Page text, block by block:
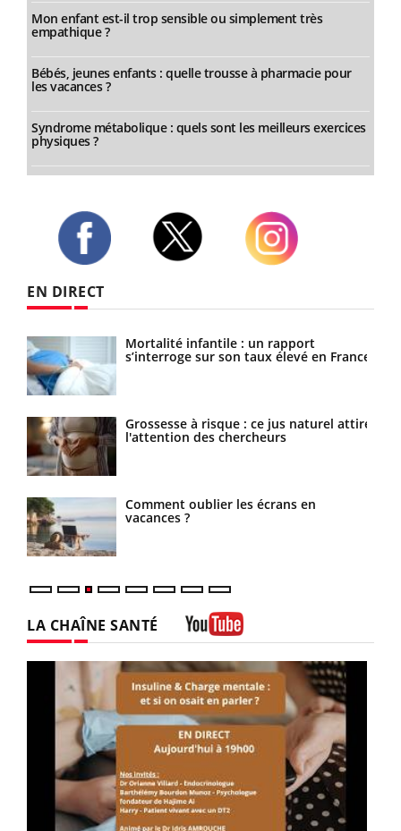
Mon enfant est-il trop sensible ou simplement très
empathique ?
Bébés, jeunes enfants : quelle trousse à pharmacie pour
les vacances ?
Syndrome métabolique : quels sont les meilleurs exercices
physiques ?
EN DIRECT
Mortalité infantile : un rapport
s’interroge sur son taux élevé en France
Grossesse à risque : ce jus naturel attire
l'attention des chercheurs
Comment oublier les écrans en
vacances ?
LA CHAÎNE SANTÉ